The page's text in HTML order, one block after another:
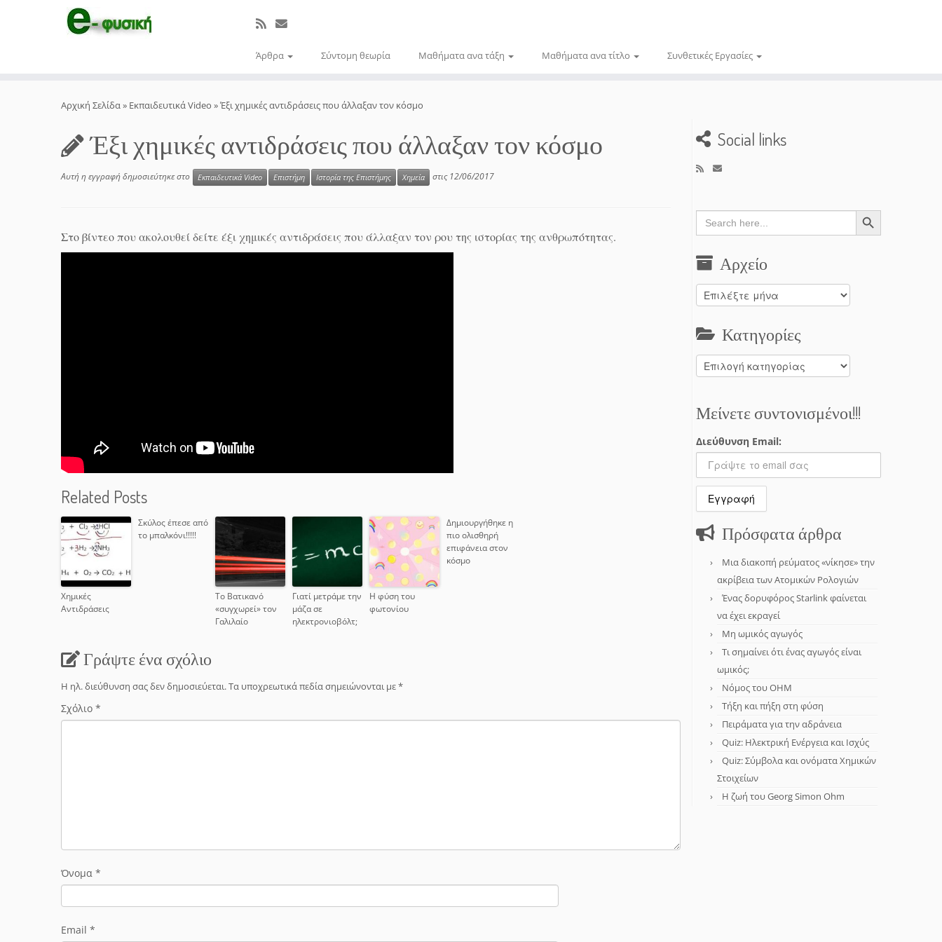
Άρθρα Σύντομη θεωρία Μαθήματα ανα τάξη Μαθήματα ανα τίτλο Συνθετικές Εργασίες
Αρχική Σελίδα» Εκπαιδευτικά Video »Έξι χημικές αντιδράσεις που άλλαξαν τον κόσμο
Έξι χημικές αντιδράσεις που άλλαξαν τον κόσμο
Αυτή η εγγραφή δημοσιεύτηκε στο Εκπαιδευτικά Video Επιστήμη Ιστορία της Επιστήμης Χημεία στις 12/06/2017
Στο βίντεο που ακολουθεί δείτε έξι χημικές αντιδράσεις που άλλαξαν τον ρου της ιστορίας της ανθρωπότητας.
Related Posts
Χημικές
Αντιδράσεις
Σκύλος έπεσε από
το μπαλκόνι!!!!!
Το Βατικανό
«συγχωρεί» τον
Γαλιλαίο
Γιατί μετράμε την
μάζα σε
ηλεκτρονιοβόλτ;
Η φύση του
φωτονίου
Δημιουργήθηκε η
πιο ολισθηρή
επιφάνεια στον
κόσμο
Γράψτε ένα σχόλιο
Η ηλ. διεύθυνση σας δεν δημοσιεύεται.Τα υποχρεωτικά πεδία σημειώνονται με*
Σχόλιο *
Όνομα *
Email *
Social links
Search
for:
Search Button
Αρχείο
Αρχείο
Κατηγορίες
Κατηγορίες
Μείνετε συντονισμένοι!!!
Διεύθυνση Email:
Πρόσφατα άρθρα
Μια διακοπή ρεύματος «νίκησε» την
ακρίβεια των Ατομικών Ρολογιών
Ένας δορυφόρος Starlink φαίνεται
να έχει εκραγεί
Μη ωμικός αγωγός
Τι σημαίνει ότι ένας αγωγός είναι
ωμικός;
Νόμος του OHM
Τήξη και πήξη στη φύση
Πειράματα για την αδράνεια
Quiz: Ηλεκτρική Ενέργεια και Ισχύς
Quiz: Σύμβολα και ονόματα Χημικών
Στοιχείων
Η ζωή του Georg Simon Ohm